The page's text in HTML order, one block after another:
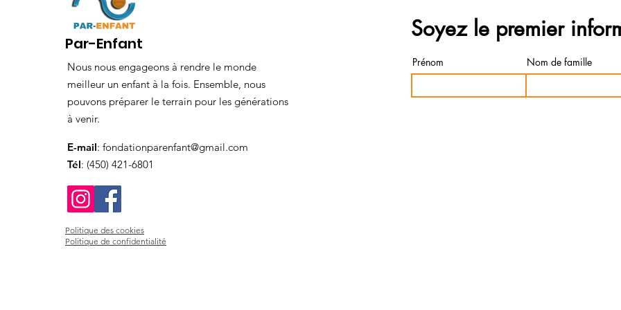
Par-Enfant
Nous nous engageons à rendre le monde
meilleur un enfant à la fois. Ensemble, nous
pouvons préparer le terrain pour les générations
à venir.
E-mail: fondationparenfant@gmail.com
Tél: (450) 421-6801
Politique des cookies
Politique de confidentialité
Soyez le premier
Prénom Nom de famille